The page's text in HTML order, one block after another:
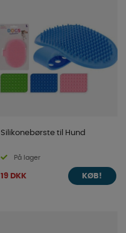
Silikonebørste til Hund
På lager
19 DKK KØB!